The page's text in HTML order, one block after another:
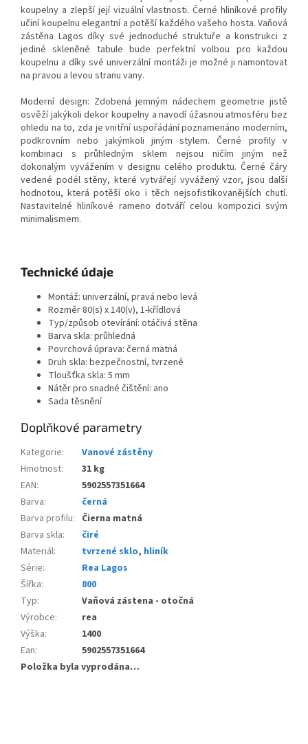
koupelny a zlepší její vizuální vlastnosti. Černé hliníkové profily
učiní koupelnu elegantní a potěší každého vašeho hosta. Vaňová
zástěna Lagos díky své jednoduché struktuře a konstrukci z
jediné skleněné tabule bude perfektní volbou pro každou
koupelnu a díky své univerzální montáži je možné ji namontovat
na pravou a levou stranu vany.
Moderní design: Zdobená jemným nádechem geometrie jistě
osvěží jakýkoli dekor koupelny a navodí úžasnou atmosféru bez
ohledu na to, zda je vnitřní uspořádání poznamenáno moderním,
podkrovním nebo jakýmkoli jiným stylem. Černé profily v
kombinaci s průhledným sklem nejsou ničím jiným než
dokonalým vyvážením v designu celého produktu. Černé čáry
vedené podél stěny, které vytvářejí vyvážený vzor, jsou další
hodnotou, která potěší oko i těch nejsofistikovanějších chutí.
Nastavitelné hliníkové rameno dotváří celou kompozici svým
minimalismem.
Technické údaje
Montáž: univerzální, pravá nebo levá
Rozměr 80(s) x 140(v), 1-křídlová
Typ/způsob otevírání: otáčivá stěna
Barva skla: průhledná
Povrchová úprava: černá matná
Druh skla: bezpečnostní, tvrzené
Tloušťka skla: 5 mm
Nátěr pro snadné čištění: ano
Sada těsnění
Doplňkové parametry
Kategorie:
Vanové zástěny
Hmotnost:
31 kg
EAN:
5902557351664
Barva:
černá
Barva profilu: Čierna matná
Barva skla:
čiré
Materiál: tvrzené sklo, hliník
Série:
Rea Lagos
Šířka:
800
Typ:
Vaňová zástena - otočná
Výrobce:
rea
Výška:
1400
Ean:
5902557351664
Položka byla vyprodána…